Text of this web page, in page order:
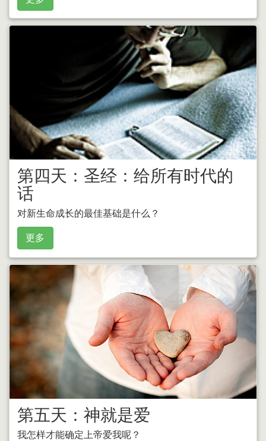
第四天：圣经：给所有时代的
话
对新生命成长的最佳基础是什么？
更多
第五天：神就是爱
我怎样才能确定上帝爱我呢？